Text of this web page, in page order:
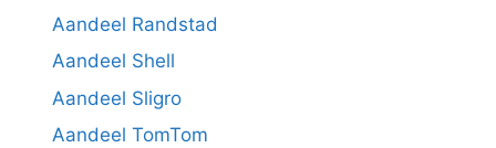
Aandeel Randstad
Aandeel Shell
Aandeel Sligro
Aandeel TomTom